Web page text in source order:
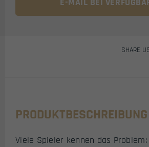
E-MAIL BEI
SHARE
PRODUKTBESCHREIBUNG
Viele Spieler kennen das Problem: